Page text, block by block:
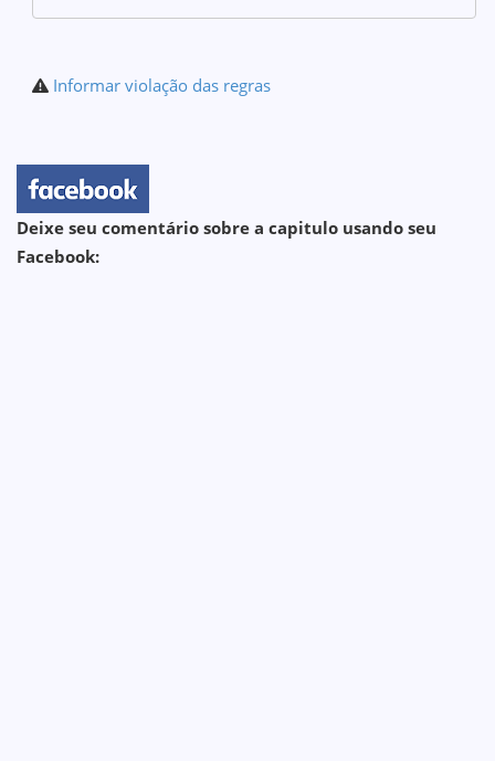
Informar violação das regras
Deixe seu comentário sobre a capitulo usando seu
Facebook: